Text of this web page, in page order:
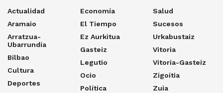
Actualidad
Aramaio
Arratzua-
Ubarrundia
Bilbao
Cultura
Deportes
Economía
El Tiempo
Ez Aurkitua
Gasteiz
Legutio
Ocio
Política
Salud
Sucesos
Urkabustaiz
Vitoria
Vitoria-Gasteiz
Zigoitia
Zuia